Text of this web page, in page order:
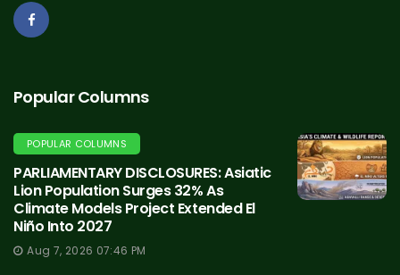
Popular Columns
POPULAR COLUMNS
PARLIAMENTARY DISCLOSURES: Asiatic
Lion Population Surges 32% As
Climate Models Project Extended El
Niño Into 2027
Aug 7, 2026 07:46 PM